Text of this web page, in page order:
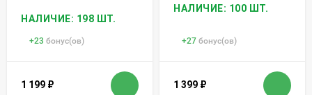
НАЛИЧИЕ: 198 ШТ.
+23 бонус(ов)
1 199 ₽
НАЛИЧИЕ: 100 ШТ.
+27 бонус(ов)
1 399 ₽